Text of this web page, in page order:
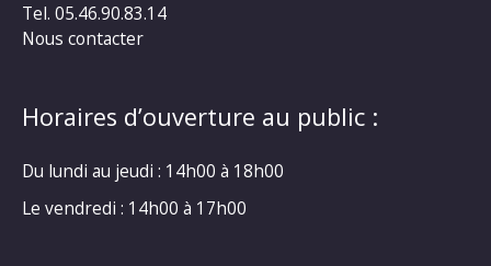
Tel. 05.46.90.83.14
Nous contacter
Horaires d’ouverture au public :
Du lundi au jeudi : 14h00 à 18h00
Le vendredi : 14h00 à 17h00